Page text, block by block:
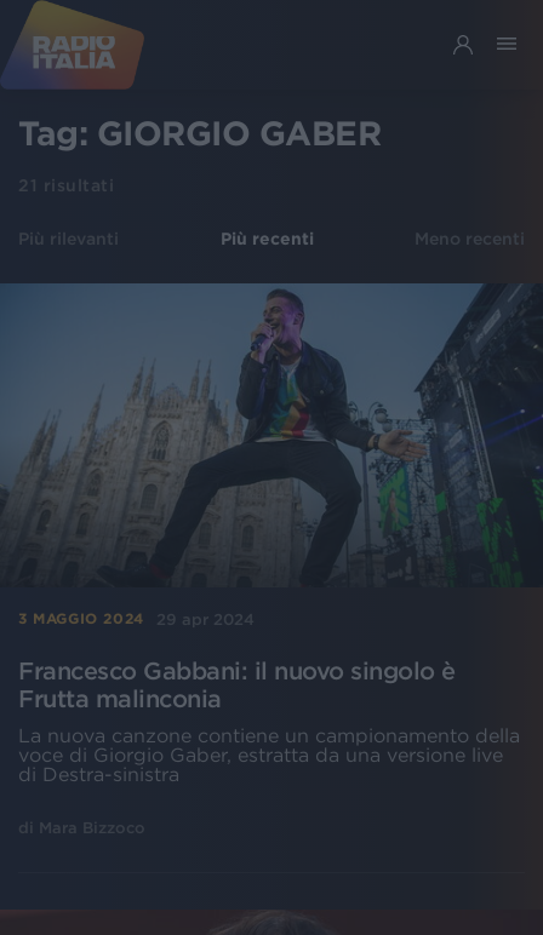
Tag: GIORGIO GABER
21 risultati
Più rilevanti Più recenti Meno recenti
3 MAGGIO 2024 29 apr 2024
Francesco Gabbani: il nuovo singolo è
Frutta malinconia
La nuova canzone contiene un campionamento della
voce di Giorgio Gaber, estratta da una versione live
di Destra-sinistra
di Mara Bizzoco